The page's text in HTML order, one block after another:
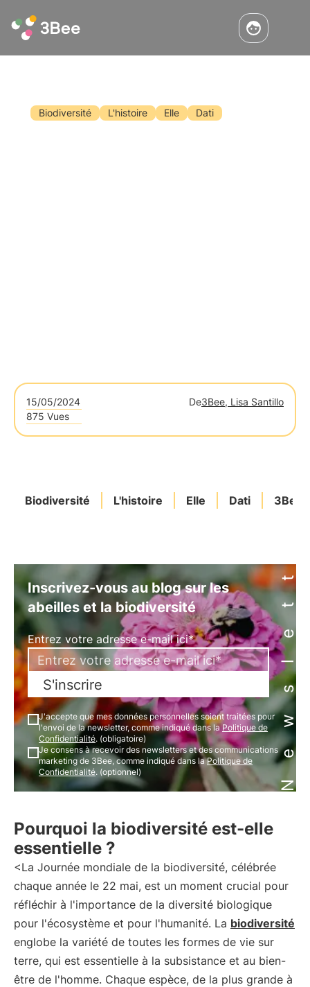
Biodiversité L'histoire Elle Dati
15/05/2024 De3Bee, Lisa Santillo
875 Vues
Biodiversité L'histoire Elle Dati 3Bee
Newsletter
Inscrivez-vous au blog sur les
abeilles et la biodiversité
Entrez votre adresse e-mail ici*
S'inscrire
J'accepte que mes données personnelles soient traitées pour
l'envoi de la newsletter, comme indiqué dans laPolitique de
Confidentialité. (obligatoire)
Je consens à recevoir des newsletters et des communications
marketing de 3Bee, comme indiqué dans laPolitique de
Confidentialité. (optionnel)
Pourquoi la biodiversité est-elle
essentielle ?
<La Journée mondiale de la biodiversité, célébrée
chaque année le 22 mai, est un moment crucial pour
réfléchir à l'importance de la diversité biologique
pour l'écosystème et pour l'humanité. La biodiversité
englobe la variété de toutes les formes de vie sur
terre, qui est essentielle à la subsistance et au bien-
être de l'homme. Chaque espèce, de la plus grande à